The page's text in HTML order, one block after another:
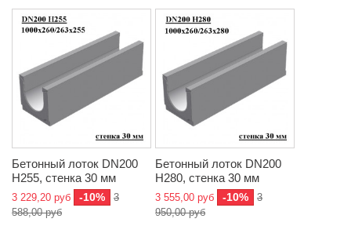
Бетонный лоток DN200
H255, стенка 30 мм
3 229,20 руб -10%
3
588,00 руб
Бетонный лоток DN200
H280, стенка 30 мм
3 555,00 руб -10%
3
950,00 руб